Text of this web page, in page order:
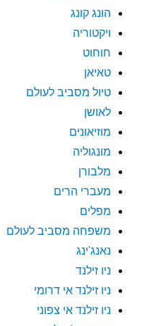
הונג קונג
ויקטוריה
חוחוט
טאיאן
טיול מסביב לעולם
לאושן
מוזיאונים
מונגוליה
מלבורן
מעברי הרים
מפלים
משפחה מסביב לעולם
נאנג'ינג
ניו זילנד
ניו זילנד אי דרומי
ניו זילנד אי צפוני